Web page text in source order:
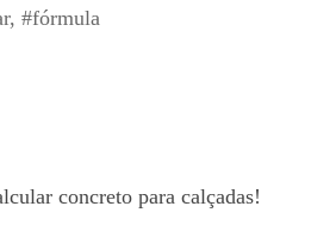
, #fórmula